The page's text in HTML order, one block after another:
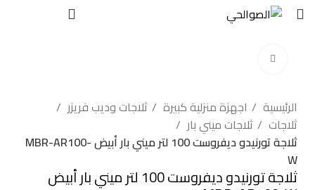
الرئيسية اجهزة منزلية كبيرة
ثلاجات وديب فريزر
ثلاجات
ثلاجات ميني بار
ثلاجة تورنيدو ديفروست 100 لتر ميني بار أبيض MBR-AR100-
W
ثلاجة تورنيدو ديفروست 100 لتر ميني بار أبيض